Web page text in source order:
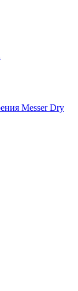
Messer Dry